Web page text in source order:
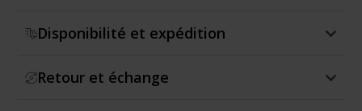
Disponibilité et expédition
Retour et échange